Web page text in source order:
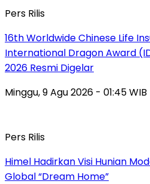
Pers Rilis
16th Worldwide Chinese Life
International Dragon Award
2026 Resmi Digelar
Minggu, 9 Agu 2026 - 01:45 WIB
Pers Rilis
Himel Hadirkan Visi Hunian
Global “Dream Home”